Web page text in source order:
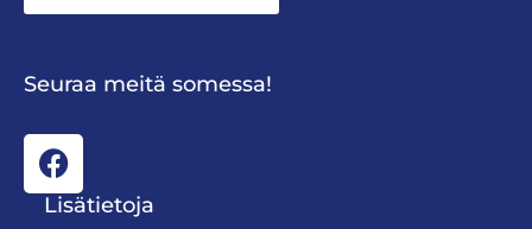
Seuraa meitä somessa!
Lisätietoja